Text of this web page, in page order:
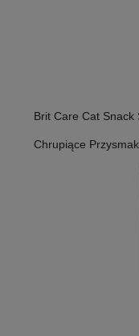
Brit Care Cat Snack
Chrupiące